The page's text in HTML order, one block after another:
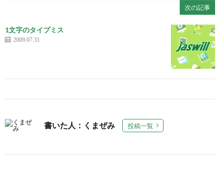
次の記事
1文字のタイプミス
2009.07.31
書いた人：くまぜみ 投稿一覧